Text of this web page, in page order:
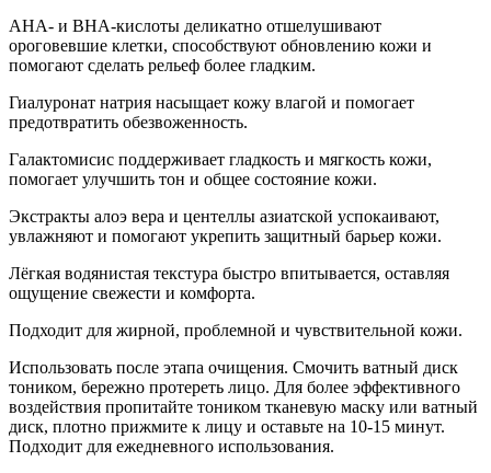
AHA- и BHA-кислоты деликатно отшелушивают
ороговевшие клетки, способствуют обновлению кожи и
помогают сделать рельеф более гладким.
Гиалуронат натрия насыщает кожу влагой и помогает
предотвратить обезвоженность.
Галактомисис поддерживает гладкость и мягкость кожи,
помогает улучшить тон и общее состояние кожи.
Экстракты алоэ вера и центеллы азиатской успокаивают,
увлажняют и помогают укрепить защитный барьер кожи.
Лёгкая водянистая текстура быстро впитывается, оставляя
ощущение свежести и комфорта.
Подходит для жирной, проблемной и чувствительной кожи.
Использовать после этапа очищения. Смочить ватный диск
тоником, бережно протереть лицо. Для более эффективного
воздействия пропитайте тоником тканевую маску или ватный
диск, плотно прижмите к лицу и оставьте на 10-15 минут.
Подходит для ежедневного использования.